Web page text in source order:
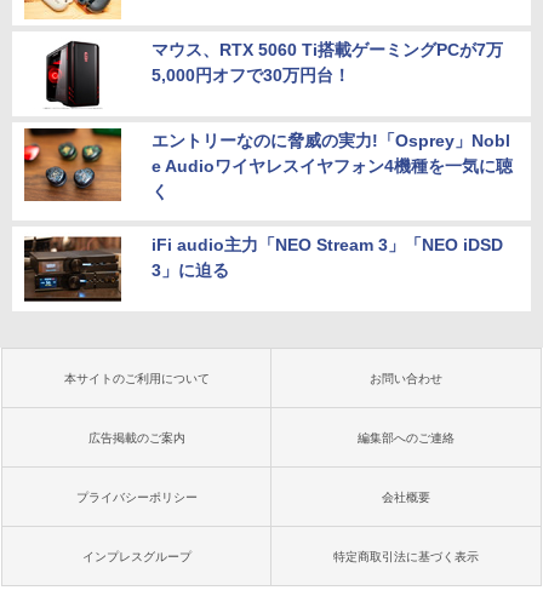
マウス、RTX 5060 Ti搭載ゲーミングPCが7万
5,000円オフで30万円台！
エントリーなのに脅威の実力!「Osprey」Nobl
e Audioワイヤレスイヤフォン4機種を一気に聴
く
iFi audio主力「NEO Stream 3」「NEO iDSD
3」に迫る
本サイトのご利用について お問い合わせ
広告掲載のご案内 編集部へのご連絡
プライバシーポリシー 会社概要
インプレスグループ 特定商取引法に基づく表示